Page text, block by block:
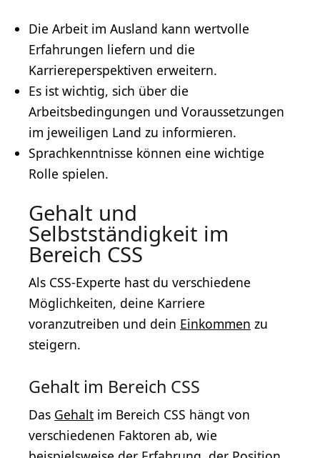
Die Arbeit im Ausland kann wertvolle
Erfahrungen liefern und die
Karriereperspektiven erweitern.
Es ist wichtig, sich über die
Arbeitsbedingungen und Voraussetzungen
im jeweiligen Land zu informieren.
Sprachkenntnisse können eine wichtige
Rolle spielen.
Gehalt und
Selbstständigkeit im
Bereich CSS
Als CSS-Experte hast du verschiedene
Möglichkeiten, deine Karriere
voranzutreiben und dein Einkommen zu
steigern.
Gehalt im Bereich CSS
Das Gehalt im Bereich CSS hängt von
verschiedenen Faktoren ab, wie